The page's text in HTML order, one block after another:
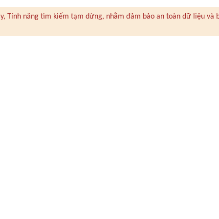
Tính năng tìm kiếm tạm dừng, nhằm đảm bảo an toàn dữ liệu và